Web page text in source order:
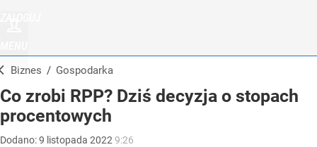
Biznes / Gospodarka
Co zrobi RPP? Dziś decyzja o stopach
procentowych
Dodano:9 listopada 2022 9:26